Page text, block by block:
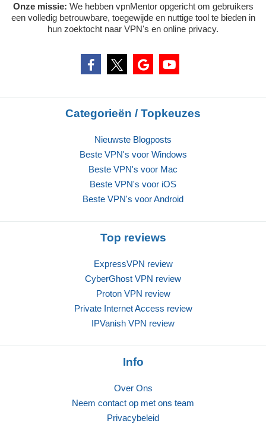
Onze missie: We hebben vpnMentor opgericht om gebruikers
een volledig betrouwbare, toegewijde en nuttige tool te bieden in
hun zoektocht naar VPN's en online privacy.
Categorieën / Topkeuzes
Nieuwste Blogposts
Beste VPN's voor Windows
Beste VPN's voor Mac
Beste VPN's voor iOS
Beste VPN's voor Android
Top reviews
ExpressVPN review
CyberGhost VPN review
Proton VPN review
Private Internet Access review
IPVanish VPN review
Info
Over Ons
Neem contact op met ons team
Privacybeleid